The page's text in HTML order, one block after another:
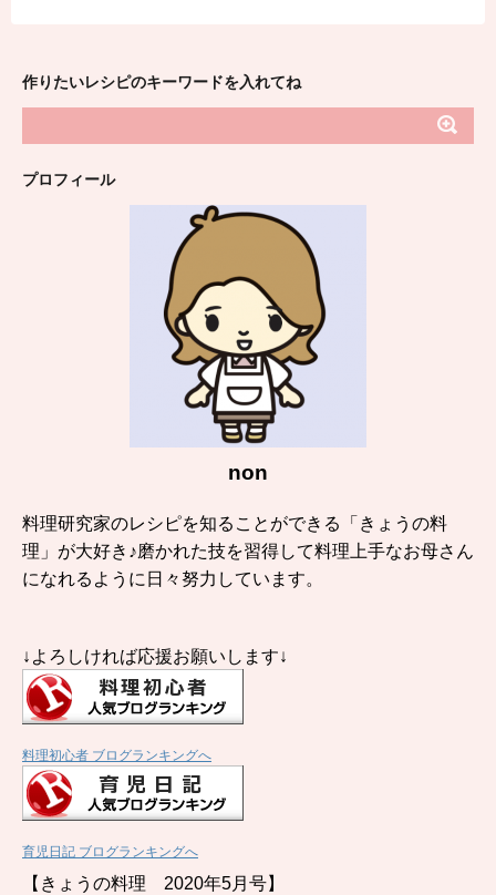
作りたいレシピのキーワードを入れてね
プロフィール
non
料理研究家のレシピを知ることができる「きょうの料
理」が大好き♪磨かれた技を習得して料理上手なお母さん
になれるように日々努力しています。
↓よろしければ応援お願いします↓
料理初心者 ブログランキングへ
育児日記 ブログランキングへ
【きょうの料理 2020年5月号】